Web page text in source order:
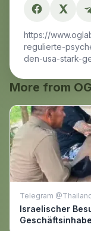
https://
regulierte-
den-usa-stark-
More from
Telegram
Israelischer